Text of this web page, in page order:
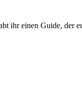
ihr einen Guide, der